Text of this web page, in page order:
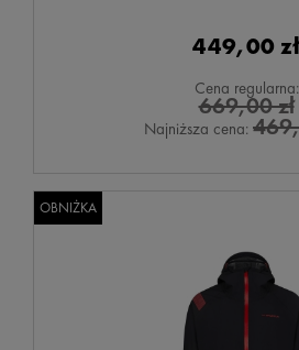
449,00 zł
Cena regularna:
669,00 zł
Najniższa cena:
OBNIŻKA